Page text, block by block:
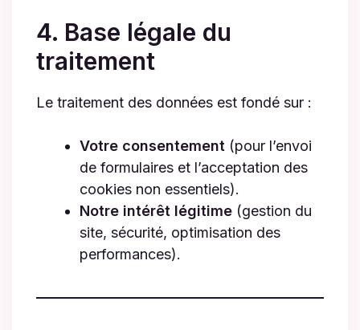
4. Base légale du
traitement
Le traitement des données est fondé sur :
Votre consentement (pour l’envoi
de formulaires et l’acceptation des
cookies non essentiels).
Notre intérêt légitime (gestion du
site, sécurité, optimisation des
performances).